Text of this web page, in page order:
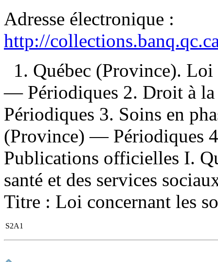
Adresse électronique :
http://
1. Québec (Province).
— Périodiques 2. Droit à
Périodiques 3. Soins en
(Province) — Périodiques
Publications officielles I.
santé et des services
Titre : Loi concernant les
S2A1